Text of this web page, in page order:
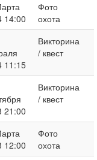
14:00
Фото
охота
11:15
Викторина
/ квест
21:00
Викторина
/ квест
12:00
Фото
охота